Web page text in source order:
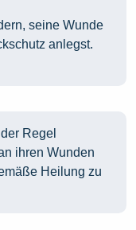
seine Wunde
anlegst.
Regel
ihren Wunden
Heilung zu